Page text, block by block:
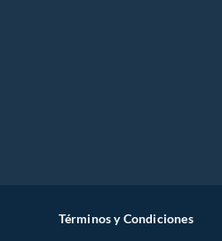
Términos y Condiciones